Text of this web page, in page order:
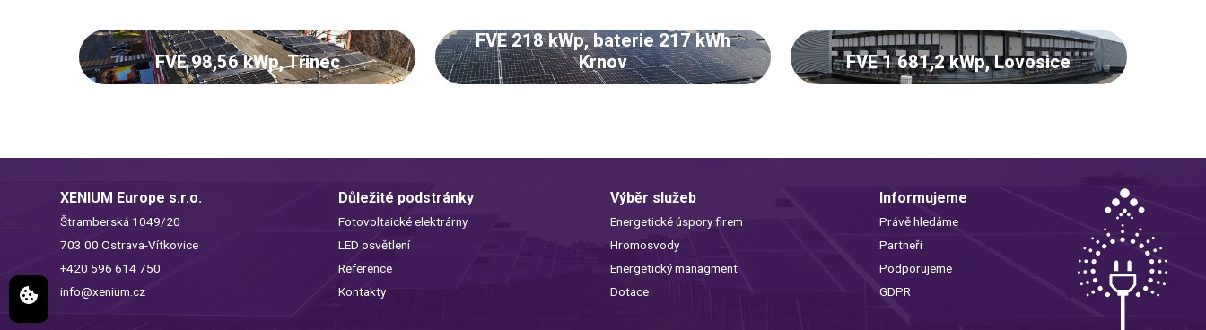
FVE 98,56 kWp, Třinec
FVE 218 kWp, baterie 217 kWh
Krnov
FVE 1 681,2 kWp, Lovosice
XENIUM Europe s.r.o.
Štramberská 1049/20
703 00 Ostrava-Vítkovice
+420 596 614 750
info@xenium.cz
Důležité podstránky
Fotovoltaické elektrárny
LED osvětlení
Reference
Kontakty
Výběr služeb
Energetické úspory firem
Hromosvody
Energetický managment
Dotace
Informujeme
Právě hledáme
Partneři
Podporujeme
GDPR